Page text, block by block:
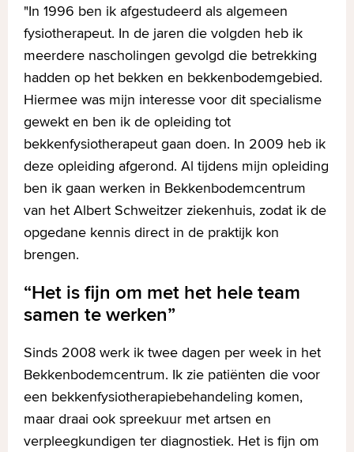
"In 1996 ben ik afgestudeerd als algemeen
fysiotherapeut. In de jaren die volgden heb ik
meerdere nascholingen gevolgd die betrekking
hadden op het bekken en bekkenbodemgebied.
Hiermee was mijn interesse voor dit specialisme
gewekt en ben ik de opleiding tot
bekkenfysiotherapeut gaan doen. In 2009 heb ik
deze opleiding afgerond. Al tijdens mijn opleiding
ben ik gaan werken in Bekkenbodemcentrum
van het Albert Schweitzer ziekenhuis, zodat ik de
opgedane kennis direct in de praktijk kon
brengen.
Het is fijn om met het hele team
samen te werken
Sinds 2008 werk ik twee dagen per week in het
Bekkenbodemcentrum. Ik zie patiënten die voor
een bekkenfysiotherapiebehandeling komen,
maar draai ook spreekuur met artsen en
verpleegkundigen ter diagnostiek. Het is fijn om